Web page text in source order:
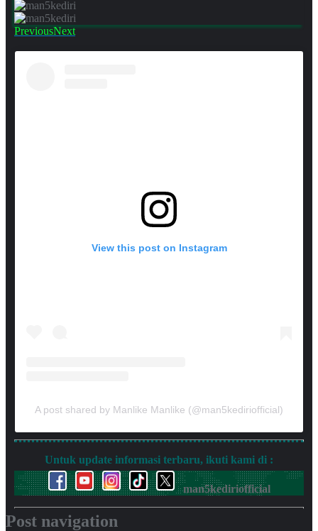
PreviousNext
View this post on Instagram
A post shared by Manlike Manlike (@man5kediriofficial)
Untuk update informasi terbaru, ikuti kami di :
man5kediriofficial
Post navigation